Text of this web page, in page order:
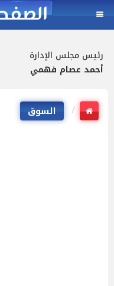
رئيس مجلس الإدارة
أحمد عصام فهمي
السوق